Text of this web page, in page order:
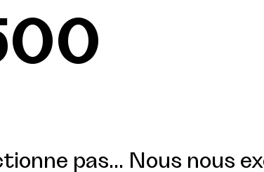
pas... Nous nous